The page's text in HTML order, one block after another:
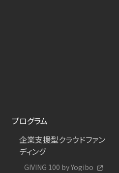
プログラム
企業支援型クラウドファン
ディング
GIVING 100 by Yogibo